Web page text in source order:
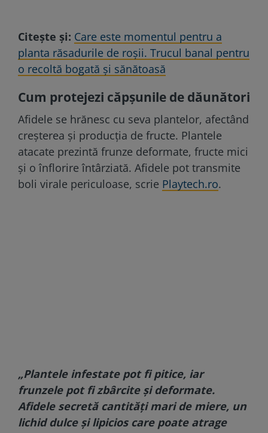
Citește și: Care este momentul pentru a
planta răsadurile de roşii. Trucul banal pentru
o recoltă bogată și sănătoasă
Cum protejezi căpșunile de dăunători
Afidele se hrănesc cu seva plantelor, afectând
creșterea și producția de fructe. Plantele
atacate prezintă frunze deformate, fructe mici
și o înflorire întârziată. Afidele pot transmite
boli virale periculoase, scrie Playtech.ro.
„Plantele infestate pot fi pitice, iar
frunzele pot fi zbârcite și deformate.
Afidele secretă cantități mari de miere, un
lichid dulce și lipicios care poate atrage